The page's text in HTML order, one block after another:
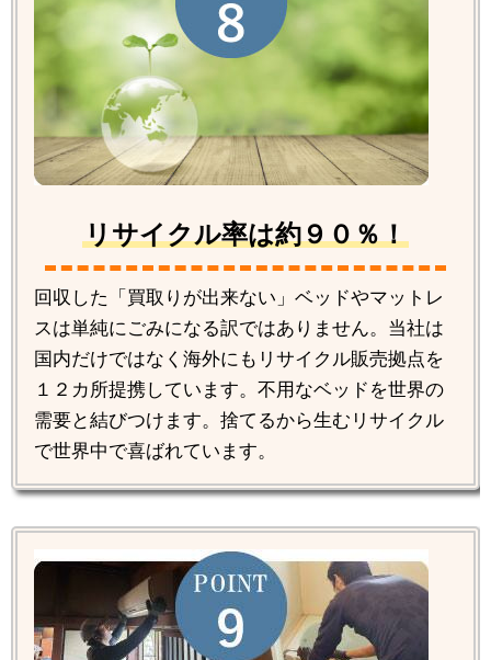
リサイクル率は約９０％！
回収した「買取りが出来ない」ベッドやマットレ
スは単純にごみになる訳ではありません。当社は
国内だけではなく海外にもリサイクル販売拠点を
１２カ所提携しています。不用なベッドを世界の
需要と結びつけます。捨てるから生むリサイクル
で世界中で喜ばれています。